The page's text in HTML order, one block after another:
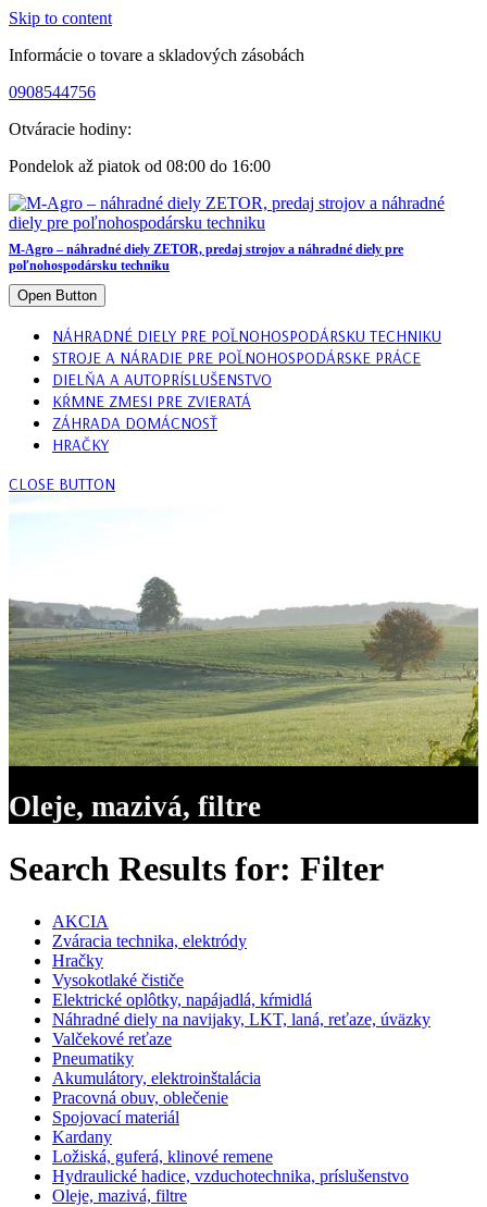
Skip to content
Informácie o tovare a skladových zásobách
0908544756
Otváracie hodiny:
Pondelok až piatok od 08:00 do 16:00
M-Agro – náhradné diely ZETOR, predaj strojov a náhradné diely pre
poľnohospodársku techniku
Open Button
NÁHRADNÉ DIELY PRE POĽNOHOSPODÁRSKU TECHNIKU
STROJE A NÁRADIE PRE POĽNOHOSPODÁRSKE PRÁCE
DIELŇA A AUTOPRÍSLUŠENSTVO
KŔMNE ZMESI PRE ZVIERATÁ
ZÁHRADA DOMÁCNOSŤ
HRAČKY
CLOSE BUTTON
Oleje, mazivá, filtre
Search Results for: Filter
AKCIA
Zváracia technika, elektródy
Hračky
Vysokotlaké čističe
Elektrické oplôtky, napájadlá, kŕmidlá
Náhradné diely na navijaky, LKT, laná, reťaze, úväzky
Valčekové reťaze
Pneumatiky
Akumulátory, elektroinštalácia
Pracovná obuv, oblečenie
Spojovací materiál
Kardany
Ložiská, guferá, klinové remene
Hydraulické hadice, vzduchotechnika, príslušenstvo
Oleje, mazivá, filtre